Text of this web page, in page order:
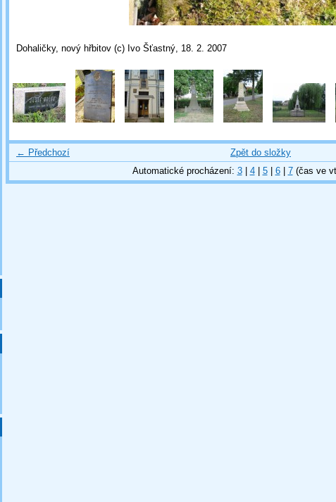
Dohaličky, nový hřbitov (c) Ivo Šťastný, 18. 2. 2007
← Předchozí
Zpět do složky
Automatické procházení: 3| 4| 5| 6| 7(čas ve